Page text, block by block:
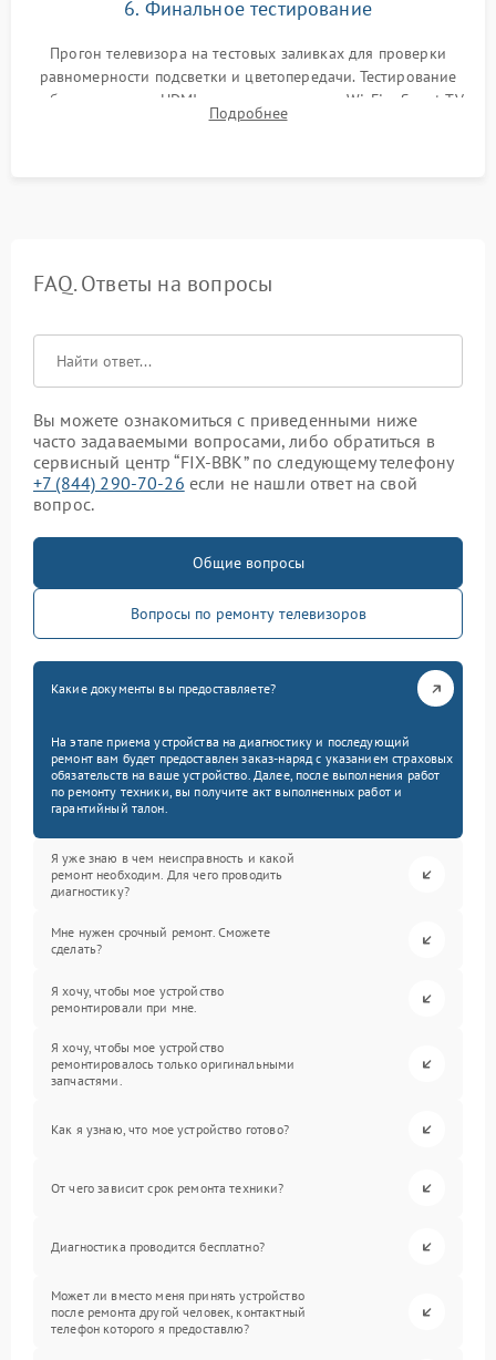
6. Финальное тестирование
Прогон телевизора на тестовых заливках для проверки
равномерности подсветки и цветопередачи. Тестирование
работы разъемов HDMI, динамиков, модуля Wi-Fi и Smart TV
в рабочем режиме в течение нескольких часов.
Подробнее
FAQ. Ответы на вопросы
Вы можете ознакомиться с приведенными ниже
часто задаваемыми вопросами, либо обратиться в
сервисный центр “FIX-BBK” по следующему телефону
+7 (844) 290-70-26 если не нашли ответ на свой
вопрос.
Общие вопросы
Вопросы по ремонту телевизоров
Какие документы вы предоставляете?
На этапе приема устройства на диагностику и последующий
ремонт вам будет предоставлен заказ-наряд с указанием страховых
обязательств на ваше устройство. Далее, после выполнения работ
по ремонту техники, вы получите акт выполненных работ и
гарантийный талон.
Я уже знаю в чем неисправность и какой
ремонт необходим. Для чего проводить
диагностику?
Мне нужен срочный ремонт. Сможете
сделать?
Я хочу, чтобы мое устройство
ремонтировали при мне.
Я хочу, чтобы мое устройство
ремонтировалось только оригинальными
запчастями.
Как я узнаю, что мое устройство готово?
От чего зависит срок ремонта техники?
Диагностика проводится бесплатно?
Может ли вместо меня принять устройство
после ремонта другой человек, контактный
телефон которого я предоставлю?